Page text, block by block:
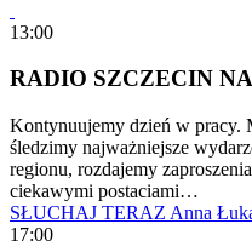
13:00
RADIO SZCZECIN
Kontynuujemy dzień w pracy.
śledzimy najważniejsze
regionu, rozdajemy
ciekawymi postaciami…
SŁUCHAJ TERAZ Anna
17:00